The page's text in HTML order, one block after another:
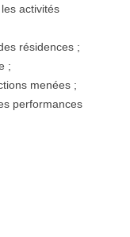
activités
résidences ;
;
menées ;
performances